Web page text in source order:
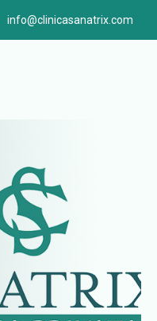
info@clinicasanatrix.com